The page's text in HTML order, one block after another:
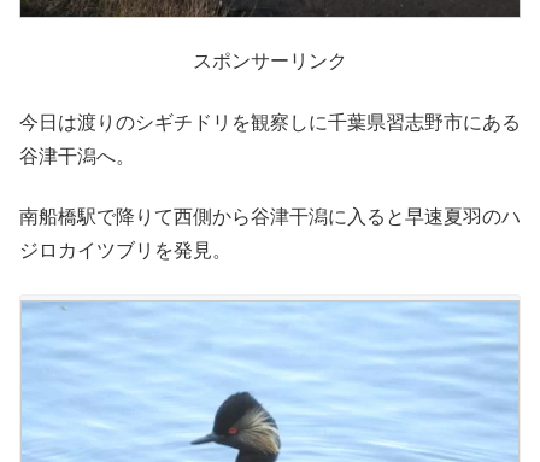
スポンサーリンク
今日は渡りのシギチドリを観察しに千葉県習志野市にある
谷津干潟へ。
南船橋駅で降りて西側から谷津干潟に入ると早速夏羽のハ
ジロカイツブリを発見。